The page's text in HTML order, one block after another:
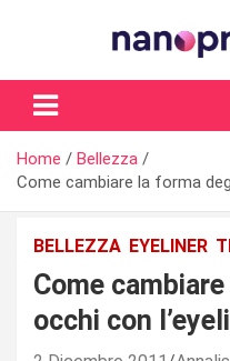
Il magazine femminile di
Home
Bellezza
Come cambiare la forma
BELLEZZA EYELINER
Come
occhi con